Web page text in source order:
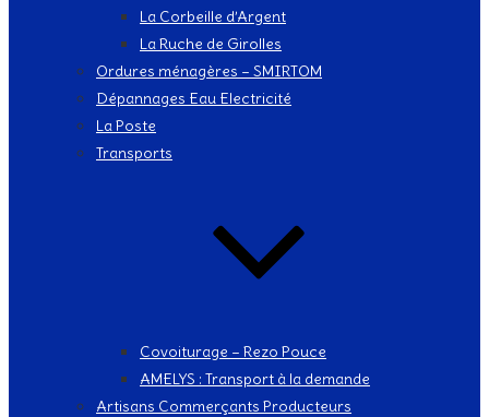
La Corbeille d’Argent
La Ruche de Girolles
Ordures ménagères – SMIRTOM
Dépannages Eau Electricité
La Poste
Transports
Covoiturage – Rezo Pouce
AMELYS : Transport à la demande
Artisans Commerçants Producteurs